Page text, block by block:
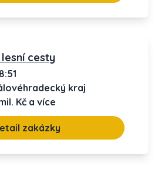
cesty
kraj
Kč a více
zakázky